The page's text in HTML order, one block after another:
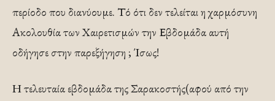
περίοδο που διανύουμε. Τό ότι δεν τελείται η χαρμόσυνη
Ακολουθία των Χαιρετισμών την Εβδομάδα αυτή
οδήγησε στην παρεξήγηση ; Ίσως!
Η τελευταία εβδομάδα της Σαρακοστής(αφού από την